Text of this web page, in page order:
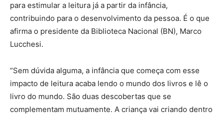
para estimular a leitura já a partir da infância,
contribuindo para o desenvolvimento da pessoa. É o que
afirma o presidente da Biblioteca Nacional (BN), Marco
Lucchesi.
“Sem dúvida alguma, a infância que começa com esse
impacto de leitura acaba lendo o mundo dos livros e lê o
livro do mundo. São duas descobertas que se
complementam mutuamente. A criança vai criando dentro